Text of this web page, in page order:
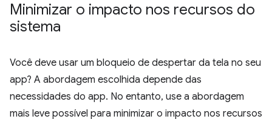
Minimizar o impacto nos recursos do
sistema
Você deve usar um bloqueio de despertar da tela no seu
app? A abordagem escolhida depende das
necessidades do app. No entanto, use a abordagem
mais leve possível para minimizar o impacto nos recursos